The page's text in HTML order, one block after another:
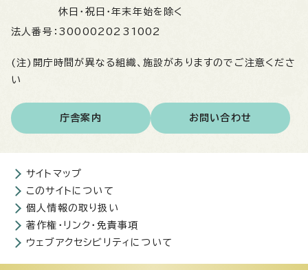
休日・祝日・年末年始を除く
法人番号： 3000020231002
(注)開庁時間が異なる組織、施設がありますのでご注意くださ
い
庁舎案内 お問い合わせ
サイトマップ
このサイトについて
個人情報の取り扱い
著作権・リンク・免責事項
ウェブアクセシビリティについて